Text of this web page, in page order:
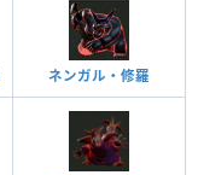
ネンガル・修羅